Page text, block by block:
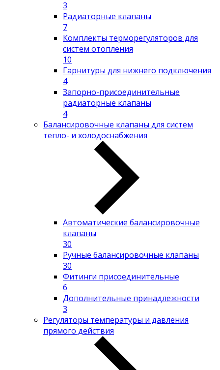
3
Радиаторные клапаны
7
Комплекты терморегуляторов для
систем отопления
10
Гарнитуры для нижнего подключения
4
Запорно-присоединительные
радиаторные клапаны
4
Балансировочные клапаны для систем
тепло- и холодоснабжения
Автоматические балансировочные
клапаны
30
Ручные балансировочные клапаны
30
Фитинги присоединительные
6
Дополнительные принадлежности
3
Регуляторы температуры и давления
прямого действия